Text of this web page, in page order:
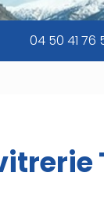
04 50 41 76